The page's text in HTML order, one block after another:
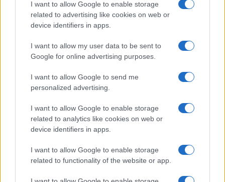
I want to allow Google to enable storage
related to advertising like cookies on web or
device identifiers in apps.
I want to allow my user data to be sent to
Google for online advertising purposes.
I want to allow Google to send me
personalized advertising.
I want to allow Google to enable storage
related to analytics like cookies on web or
device identifiers in apps.
I want to allow Google to enable storage
related to functionality of the website or app.